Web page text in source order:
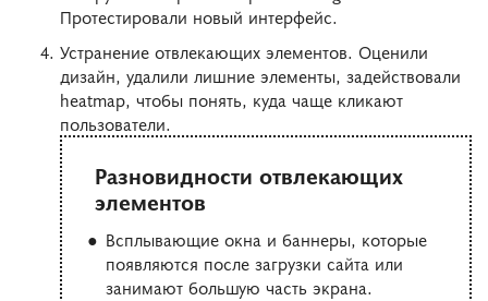
Протестировали новый интерфейс.
Устранение отвлекающих элементов. Оценили
дизайн, удалили лишние элементы, задействовали
heatmap, чтобы понять, куда чаще кликают
пользователи.
Разновидности отвлекающих
элементов
Всплывающие окна и баннеры, которые
появляются после загрузки сайта или
занимают большую часть экрана.